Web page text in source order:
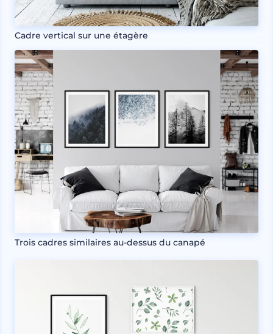
Cadre vertical sur une étagère
Trois cadres similaires au-dessus du canapé